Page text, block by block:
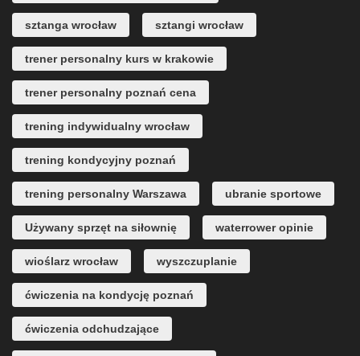
sztanga wrocław sztangi wrocław
trener personalny kurs w krakowie
trener personalny poznań cena
trening indywidualny wrocław
trening kondycyjny poznań
trening personalny Warszawa ubranie sportowe
Używany sprzęt na siłownię waterrower opinie
wioślarz wrocław wyszczuplanie
ćwiczenia na kondycję poznań
ćwiczenia odchudzające